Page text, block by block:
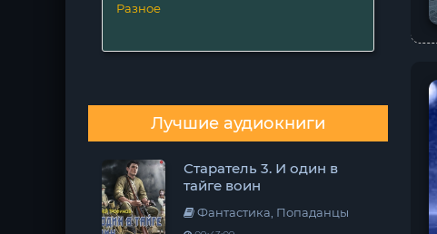
Разное
Лучшие аудиокниги
Старатель 3. И один в
тайге воин
Фантастика, Попаданцы